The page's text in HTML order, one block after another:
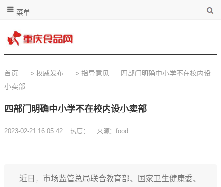
菜单
首页 > 权威发布 > 指导意见
四部门明确中小学不在校内设
小卖部
四部门明确中小学不在校内设小卖部
2023-02-21 16:05:42 热度： 来源：food
近日，市场监管总局联合教育部、国家卫生健康委、